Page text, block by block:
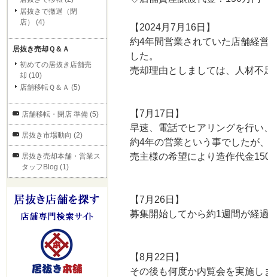
【2024月7月16日】
約4年間営業されていた店舗経
した。
売却理由としましては、人材
【7月17日】
早速、電話でヒアリングを行
約4年の営業という事でしたが
売主様の希望により造作代金
【7月26日】
募集開始してから約1週間が経
【8月22日】
その後も何度か内覧会を実施
居抜きで撤退（閉
店） (4)
居抜き売却Ｑ＆Ａ
初めての居抜き店舗売
却 (10)
店舗移転Ｑ＆Ａ (5)
店舗移転・閉店 準備 (5)
居抜き市場動向 (2)
居抜き売却本舗・営業ス
タッフBlog (1)